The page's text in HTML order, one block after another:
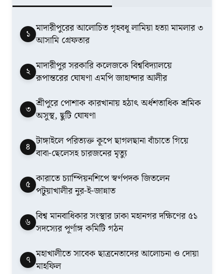
১ মাদারীপুরের আলোচিত গৃহবধূ লামিয়া হত্যা মামলার ৩
আসামি গ্রেফতার
২ মাদারীপুর সরকারি কলেজকে বিশ্ববিদ্যালয়ে
রূপান্তরের ঘোষণা এমপি জাহান্দার আলীর
৩ শ্রীপুরে পোশাক কারখানায় হঠাৎ অর্ধশতাধিক শ্রমিক
অসুস্থ, ছুটি ঘোষণা
৪ টাঙ্গাইলে পরিত্যক্ত কূপে ছাগলছানা বাঁচাতে গিয়ে
বাবা-ছেলেসহ চারজনের মৃত্যু
৫ কারাতে চ্যাম্পিয়নশিপে স্বর্ণপদক জিতলেন
পটুয়াখালীর নুর-ই-জান্নাত
৬ বিশ্ব মানবাধিকার সংস্থার ঢাকা মহানগর দক্ষিণের ৫১
সদস্যের পূর্ণাঙ্গ কমিটি গঠন
৭ মহাখালীতে সাবেক ছাত্রনেতাদের আলোচনা ও দোয়া
মাহফিল